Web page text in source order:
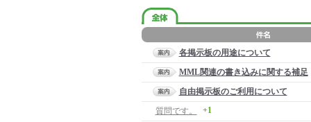
各掲示板の用途について
MML関連の書き込みに関する補足
自由掲示板のご利用について
質問です。
+1